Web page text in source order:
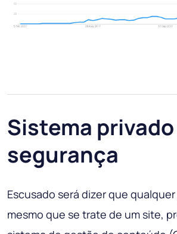
Sistema
segurança
Escusado será dizer que
mesmo que se trate de um site,